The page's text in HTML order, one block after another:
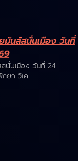
นส์สนั่นเมือง วันที่
นั่นเมือง วันที่ 24
ยก วิเค